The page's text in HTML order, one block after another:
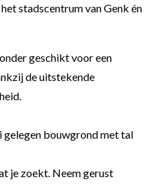
stadscentrum van Genk én
geschikt voor een
de uitstekende
gelegen bouwgrond met tal
je zoekt. Neem gerust